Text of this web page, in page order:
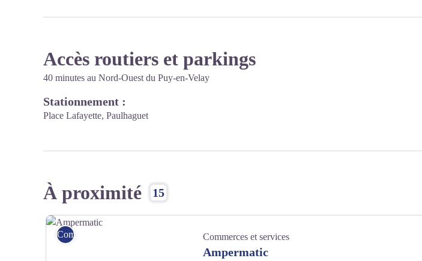
Accès routiers et parkings
40 minutes au Nord-Ouest du Puy-en-Velay
Stationnement :
Place Lafayette, Paulhaguet
À proximité 15
Commerces et services Commerces et services
Ampermatic